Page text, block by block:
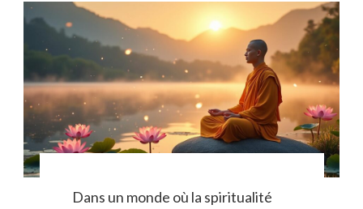
Dans un monde où la spiritualité